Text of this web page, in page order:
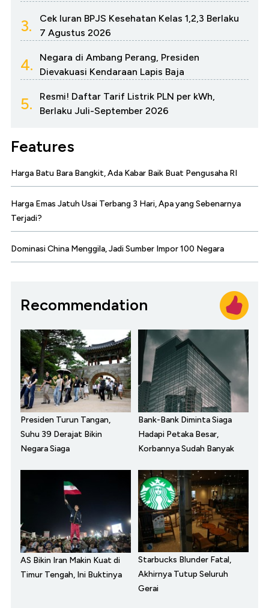
3.
Cek Iuran BPJS Kesehatan Kelas 1,2,3 Berlaku
7 Agustus 2026
4.
Negara di Ambang Perang, Presiden
Dievakuasi Kendaraan Lapis Baja
5.
Resmi! Daftar Tarif Listrik PLN per kWh,
Berlaku Juli-September 2026
Features
Harga Batu Bara Bangkit, Ada Kabar Baik Buat Pengusaha RI
Harga Emas Jatuh Usai Terbang 3 Hari, Apa yang Sebenarnya
Terjadi?
Dominasi China Menggila, Jadi Sumber Impor 100 Negara
Recommendation
Presiden Turun Tangan,
Suhu 39 Derajat Bikin
Negara Siaga
Bank-Bank Diminta Siaga
Hadapi Petaka Besar,
Korbannya Sudah Banyak
AS Bikin Iran Makin Kuat di
Timur Tengah, Ini Buktinya
Starbucks Blunder Fatal,
Akhirnya Tutup Seluruh
Gerai